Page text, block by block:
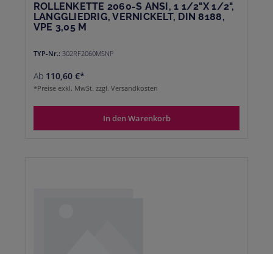
ROLLENKETTE 2060-S ANSI, 1 1/2"X 1/2",
LANGGLIEDRIG, VERNICKELT, DIN 8188,
VPE 3,05 M
TYP-Nr.: 302RF2060MSNP
Ab 110,60 €*
*Preise exkl. MwSt. zzgl. Versandkosten
In den Warenkorb